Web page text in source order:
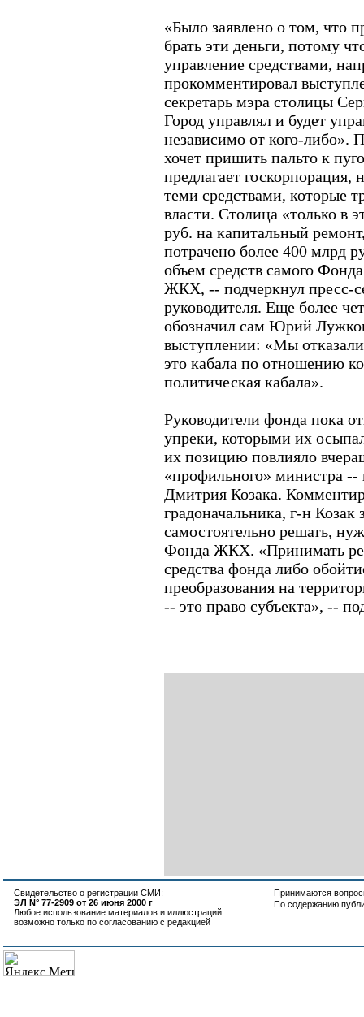
«Было заявлено о том, что
брать эти деньги, потому
управление средствами,
прокомментировал
секретарь мэра столицы
Город управлял и будет
независимо от кого-либо».
хочет пришить пальто к
предлагает госкорпорация,
теми средствами, которые
власти. Столица «только в
руб. на капитальный
потрачено более 400 млрд
объем средств самого
ЖКХ, -- подчеркнул пресс-
руководителя. Еще более
обозначил сам Юрий
выступлении: «Мы
это кабала по отношению
политическая кабала».
Руководители фонда пока
упреки, которыми их
их позицию повлияло
«профильного» министра
Дмитрия Козака.
градоначальника, г-н Козак
самостоятельно решать,
Фонда ЖКХ. «Принимать
средства фонда либо
преобразования на
-- это право субъекта», --
Свидетельство о регистрации СМИ:
ЭЛ N° 77-2909 от 26 июня 2000 г
Любое использование материалов и иллюстраций
возможно только по согласованию с редакцией
Принимаются
По содержанию